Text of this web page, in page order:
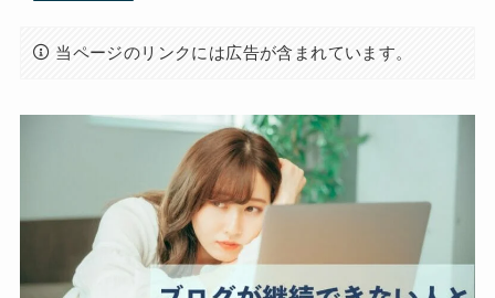
当ページのリンクには広告が含まれています。